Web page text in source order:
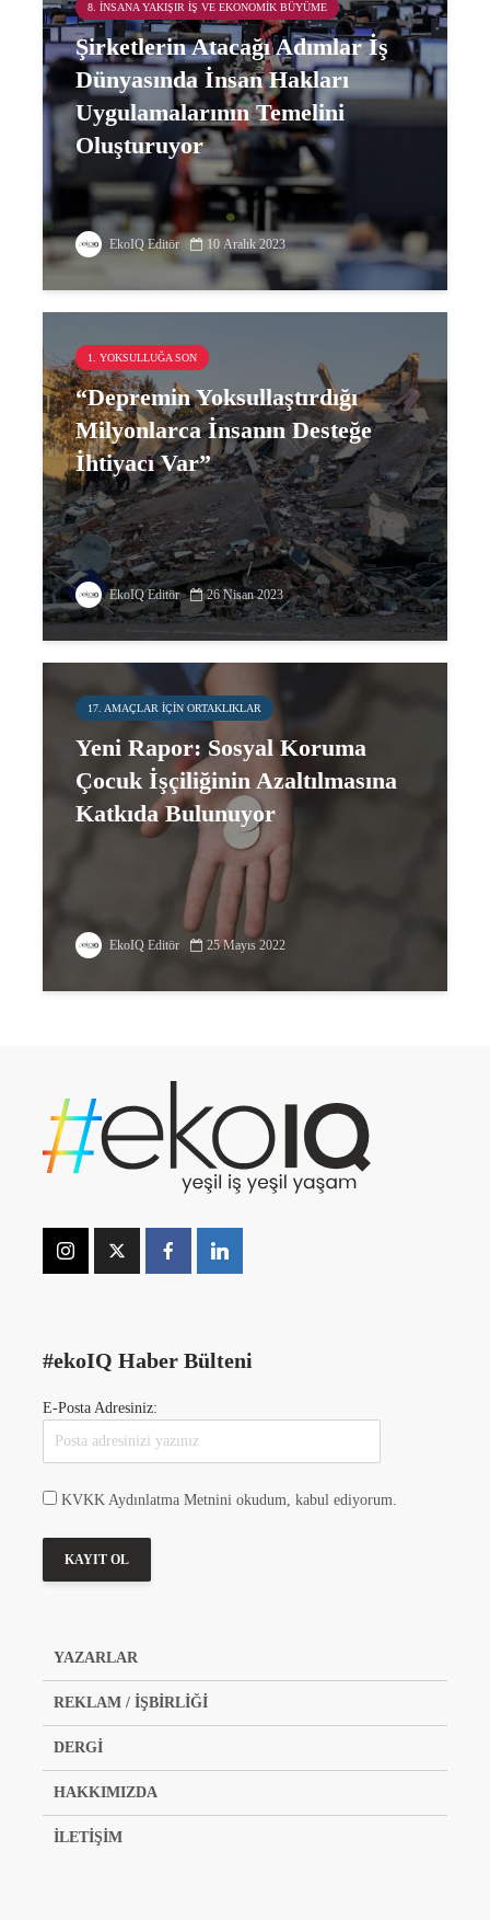
8. İNSANA YAKIŞIR İŞ VE EKONOMIK BÜYÜME
Şirketlerin Atacağı Adımlar İş
Dünyasında İnsan Hakları
Uygulamalarının Temelini
Oluşturuyor
EkoIQ Editör 10 Aralık 2023
1. YOKSULLUĞA SON
“Depremin Yoksullaştırdığı
Milyonlarca İnsanın Desteğe
İhtiyacı Var”
EkoIQ Editör 26 Nisan 2023
17. AMAÇLAR IÇIN ORTAKLIKLAR
Yeni Rapor: Sosyal Koruma
Çocuk İşçiliğinin Azaltılmasına
Katkıda Bulunuyor
EkoIQ Editör 25 Mayıs 2022
#ekoIQ Haber Bülteni
E-Posta Adresiniz:
KVKK Aydınlatma Metnini okudum, kabul ediyorum.
YAZARLAR
REKLAM / İŞBİRLİĞİ
DERGİ
HAKKIMIZDA
İLETİŞİM